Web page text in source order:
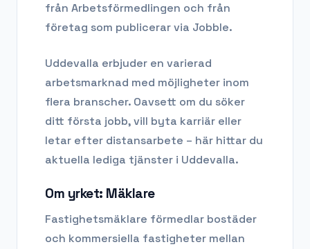
från Arbetsförmedlingen och från
företag som publicerar via Jobble.
Uddevalla erbjuder en varierad
arbetsmarknad med möjligheter inom
flera branscher. Oavsett om du söker
ditt första jobb, vill byta karriär eller
letar efter distansarbete – här hittar du
aktuella lediga tjänster i Uddevalla.
Om yrket: Mäklare
Fastighetsmäklare förmedlar bostäder
och kommersiella fastigheter mellan